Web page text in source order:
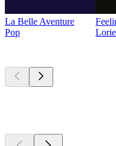
La Belle Aventure
Pop